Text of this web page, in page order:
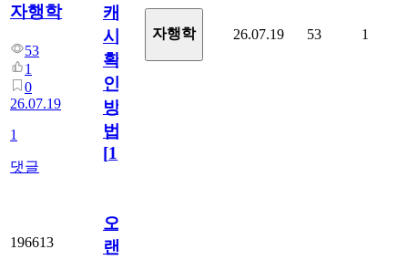
자행학
53
1
0
26.07.19
1
댓글
캐
시
확
인
방
법
[1]
자행학 26.07.19 53 1
196613
오
랜